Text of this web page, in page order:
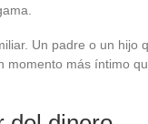
Un padre o un hijo
momento más íntimo